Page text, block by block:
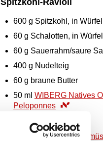
Spitzkohl-Ravioli
600 g Spitzkohl, in
60 g Schalotten, in
60 g Sauerrahm/saure
400 g Nudelteig
60 g braune Butter
50 ml WIBERG Natives
Peloponnes
ml
Wasser
WIBERG Vital-